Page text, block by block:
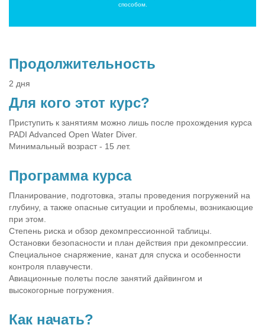
способом.
Продолжительность
2 дня
Для кого этот курс?
Приступить к занятиям можно лишь после прохождения курса
PADI Advanced Open Water Diver.
Минимальный возраст - 15 лет.
Программа курса
Планирование, подготовка, этапы проведения погружений на
глубину, а также опасные ситуации и проблемы, возникающие
при этом.
Степень риска и обзор декомпрессионной таблицы.
Остановки безопасности и план действия при декомпрессии.
Специальное снаряжение, канат для спуска и особенности
контроля плавучести.
Авиационные полеты после занятий дайвингом и
высокогорные погружения.
Как начать?